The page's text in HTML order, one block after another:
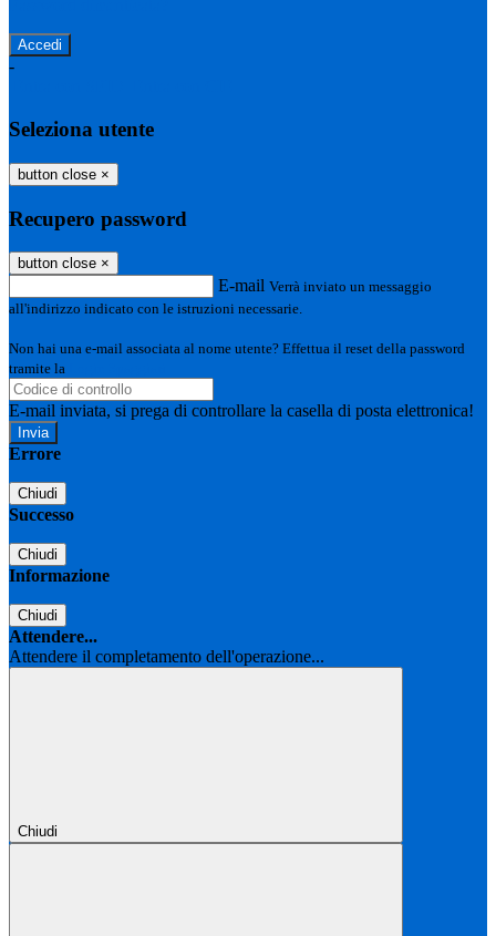
-
Seleziona utente
button close ×
Recupero password
button close ×
E-mail Verrà inviato un messaggio
all'indirizzo indicato con le istruzioni necessarie.
Non hai una e-mail associata al nome utente? Effettua il reset della password
tramite la
E-mail inviata, si prega di controllare la casella di posta elettronica!
Errore
Chiudi
Successo
Chiudi
Informazione
Chiudi
Attendere...
Attendere il completamento dell'operazione...
Chiudi